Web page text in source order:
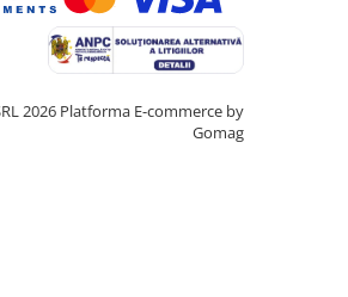
2026 Platforma E-commerce by
Gomag